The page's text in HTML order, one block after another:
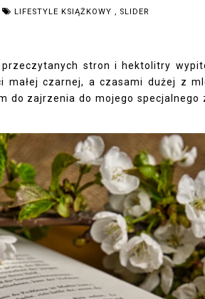
LIFESTYLE KSIĄŻKOWY , SLIDER
stron i hektolitry
małej czarnej, a czasami dużej z
do zajrzenia do mojego